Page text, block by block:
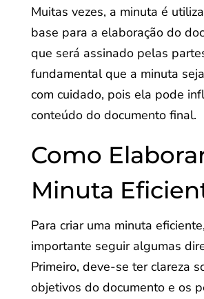
Muitas vezes, a minuta é
base para a elaboração do
que será assinado pelas
fundamental que a minuta
com cuidado, pois ela pode
conteúdo do documento final.
Como
Minuta
Para criar uma minuta
importante seguir algumas
Primeiro, deve-se ter clareza
objetivos do documento e os